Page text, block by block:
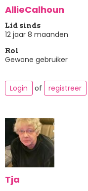
AllieCalhoun
Lid sinds
12 jaar 8 maanden
Rol
Gewone gebruiker
Login of registreer
Tja